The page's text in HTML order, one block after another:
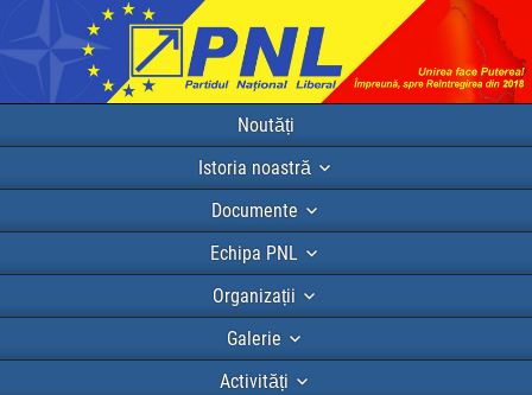
Noutăți
Istoria noastră
Documente
Echipa PNL
Organizații
Galerie
Activități